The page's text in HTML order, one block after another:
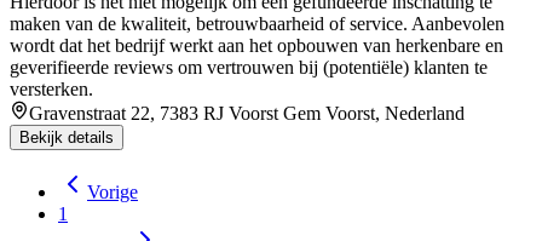
maken van de kwaliteit, betrouwbaarheid of service. Aanbevolen
wordt dat het bedrijf werkt aan het opbouwen van herkenbare en
geverifieerde reviews om vertrouwen bij (potentiële) klanten te
versterken.
Gravenstraat 22, 7383 RJ Voorst Gem Voorst, Nederland
Bekijk details
Vorige
1